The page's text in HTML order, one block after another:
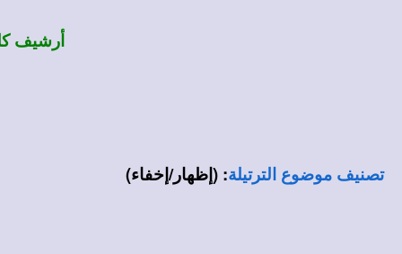
أرشيف
تصنيف موضوع الترتيلة: (إظهار/إخفاء)